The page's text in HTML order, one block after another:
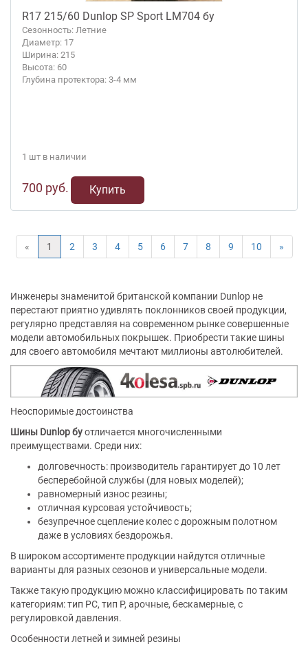
R17 215/60 Dunlop SP Sport LM704 бу
Сезонность: Летние
Диаметр: 17
Ширина: 215
Высота: 60
Глубина протектора: 3-4 мм
1 шт в наличии
700 руб. Купить
« 1 2 3 4 5 6 7 8 9 10 »
Инженеры знаменитой британской компании Dunlop не
перестают приятно удивлять поклонников своей продукции,
регулярно представляя на современном рынке совершенные
модели автомобильных покрышек. Приобрести такие шины
для своего автомобиля мечтают миллионы автолюбителей.
Неоспоримые достоинства
Шины Dunlop буотличается многочисленными
преимуществами. Среди них:
долговечность: производитель гарантирует до 10 лет
бесперебойной службы (для новых моделей);
равномерный износ резины;
отличная курсовая устойчивость;
безупречное сцепление колес с дорожным полотном
даже в условиях бездорожья.
В широком ассортименте продукции найдутся отличные
варианты для разных сезонов и универсальные модели.
Также такую продукцию можно классифицировать по таким
категориям: тип РС, тип Р, арочные, бескамерные, с
регулировкой давления.
Особенности летней и зимней резины